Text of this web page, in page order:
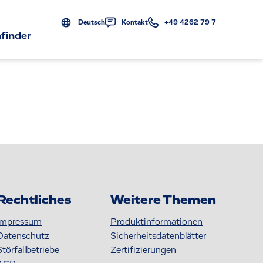
Deutsch Kontakt +49 4262 79 7
Weitere Themen
Produktinformationen
S icherheitsdatenblätter
Zertifizierungen